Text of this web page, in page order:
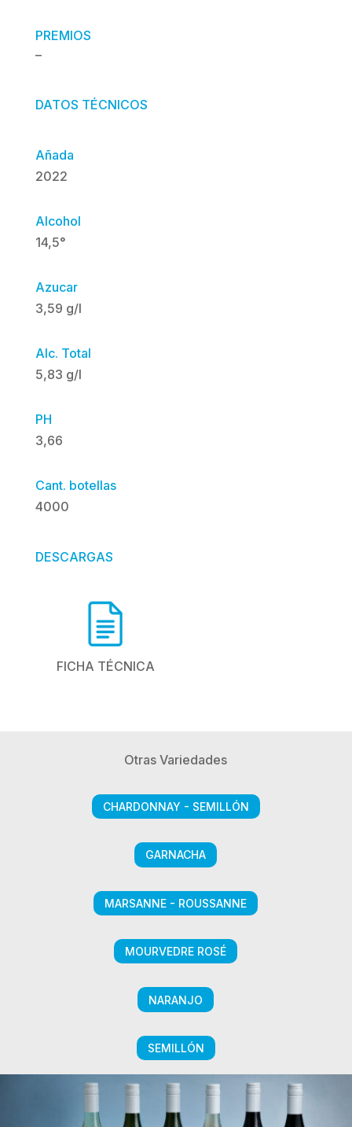
PREMIOS
–
DATOS TÉCNICOS
Añada
2022
Alcohol
14,5°
Azucar
3,59 g/l
Alc. Total
5,83 g/l
PH
3,66
Cant. botellas
4000
DESCARGAS
FICHA TÉCNICA
Otras Variedades
CHARDONNAY - SEMILLÓN
GARNACHA
MARSANNE - ROUSSANNE
MOURVEDRE ROSÉ
NARANJO
SEMILLÓN